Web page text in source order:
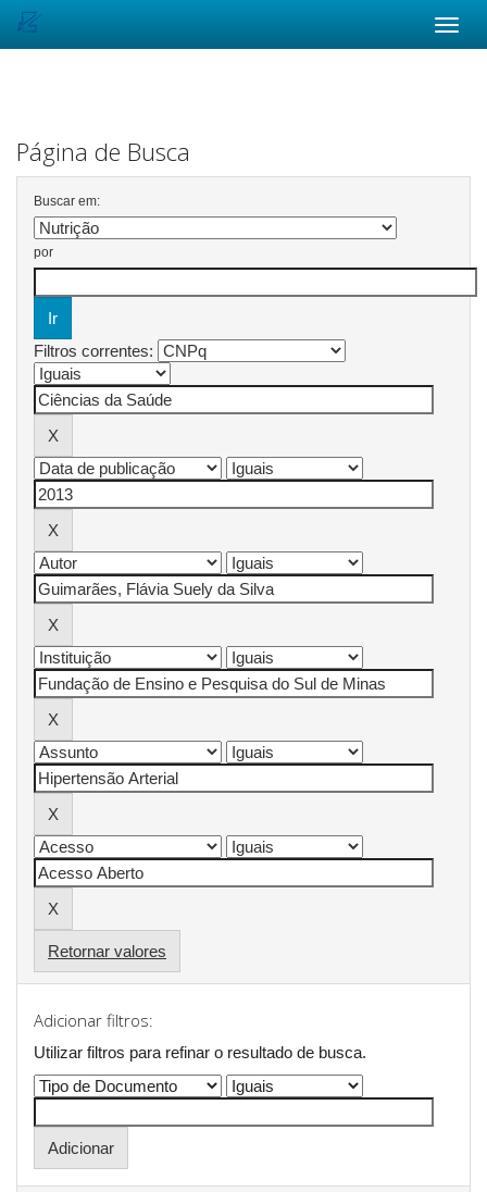
Página de Busca
Buscar em:
por
Filtros correntes:
Retornar valores
Adicionar filtros:
Utilizar filtros para refinar o resultado de busca.